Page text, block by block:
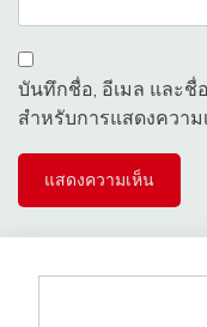
บันทึกชื่อ, อีเมล และชื่
สำหรับการแสดงควา